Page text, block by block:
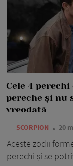
Cele 4
pereche și nu
vreodată
— SCORPION 20
Aceste zodii
perechi și se